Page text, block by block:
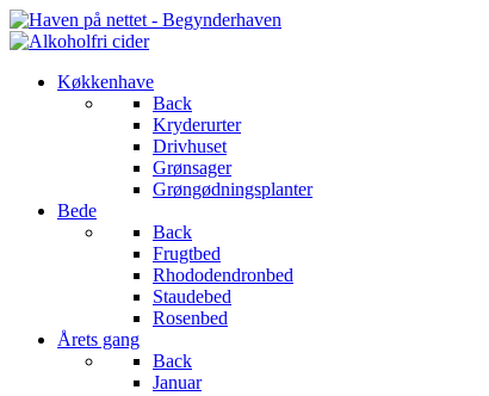
Køkkenhave
Back
Kryderurter
Drivhuset
Grønsager
Grøngødningsplanter
Bede
Back
Frugtbed
Rhododendronbed
Staudebed
Rosenbed
Årets gang
Back
Januar